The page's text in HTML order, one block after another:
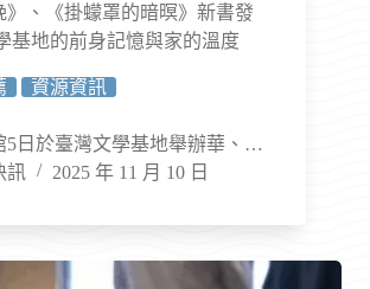
》、《掛蠓罩的暗暝》新書發
基地的前身記憶與家的溫度
資源資訊
5日於臺灣文學基地舉辦華、…
訊 2025 年 11 月 10 日